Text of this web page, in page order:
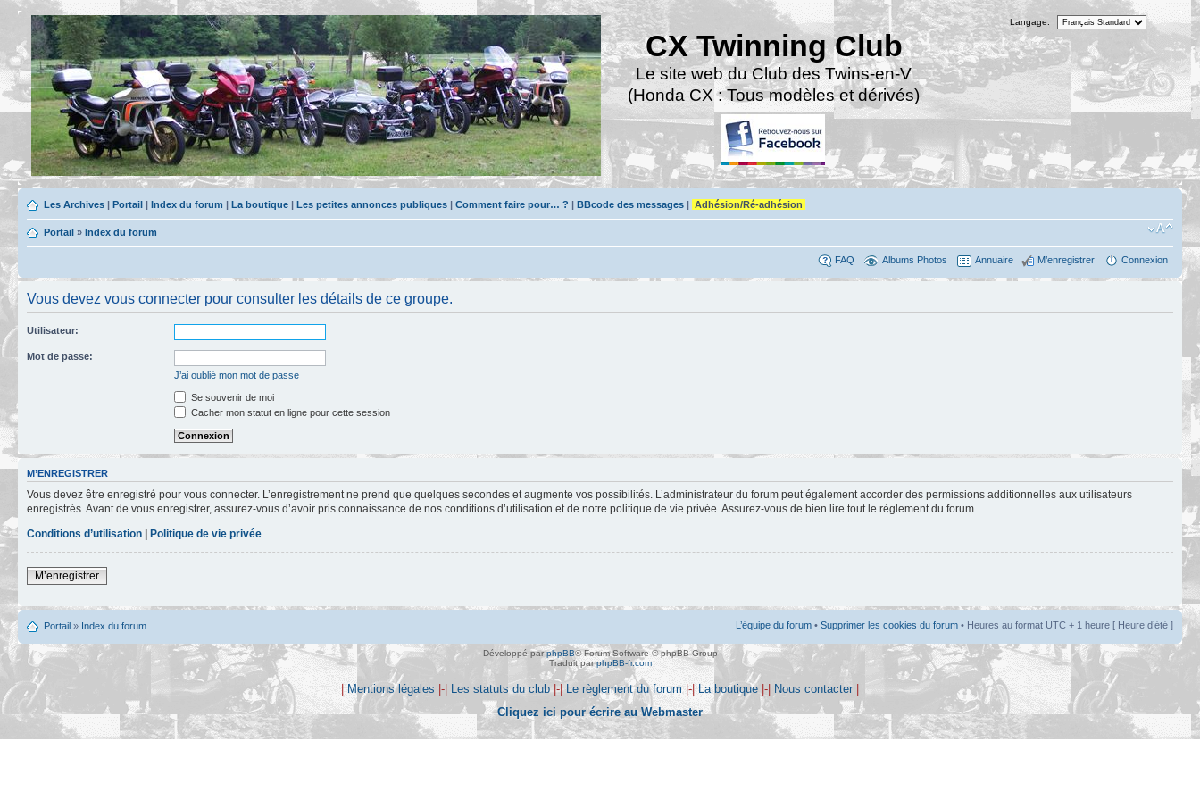
CX Twinning Club
Le site web du Club des Twins-en-V
(Honda CX : Tous modèles et dérivés)
Langage:
Les Archives | Portail | Index du forum | La boutique | Les petites annonces publiques | Comment faire pour… ? | BBcode des messages | Adhésion/Ré-adhésion
Portail » Index du forum
FAQ Albums Photos Annuaire M’enregistrer Connexion
Vous devez vous connecter pour consulter les détails de ce groupe.
Utilisateur:
Mot de passe:
J’ai oublié mon mot de passe
Se souvenir de moi
Cacher mon statut en ligne pour cette session
M’ENREGISTRER
Vous devez être enregistré pour vous connecter. L’enregistrement ne prend que quelques secondes et augmente vos possibilités. L’administrateur du forum peut également accorder des permissions additionnelles aux utilisateurs
enregistrés. Avant de vous enregistrer, assurez-vous d’avoir pris connaissance de nos conditions d’utilisation et de notre politique de vie privée. Assurez-vous de bien lire tout le règlement du forum.
Conditions d’utilisation | Politique de vie privée
M’enregistrer
Portail » Index du forum L’équipe du forum • Supprimer les cookies du forum • Heures au format UTC + 1 heure [ Heure d’été ]
Développé parphpBB® Forum Software © phpBB Group
Traduit parphpBB-fr.com
| Mentions légales |-| Les statuts du club |-| Le règlement du forum |-| La boutique |-| Nous contacter |
Cliquez ici pour écrire au Webmaster